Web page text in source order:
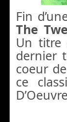
Fin
The
Un titre
dernier
coeur
ce